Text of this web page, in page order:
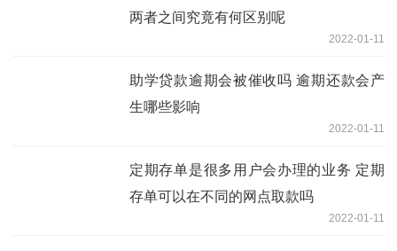
两者之间究竟有何区别呢
2022-01-11
助学贷款逾期会被催收吗 逾期还款会产
生哪些影响
2022-01-11
定期存单是很多用户会办理的业务 定期
存单可以在不同的网点取款吗
2022-01-11